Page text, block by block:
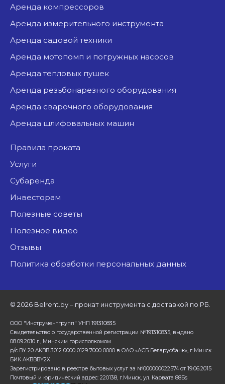
аренда компрессоров
аренда измерительного инструмента
аренда садовой техники
аренда мотопомп и погружных насосов
аренда тепловых пушек
аренда резьбонарезного оборудования
аренда сварочного оборудования
аренда шлифовальных машин
Правила проката
Услуги
Субаренда
Инвесторам
Полезные советы
Полезное видео
Отзывы
Политика обработки персональных данных
© 2026 Belrent.by – прокат инструмента с доставкой по РБ.
ООО "Инструментгрупп" УНП 191310835
Свидетельство о государственной регистрации №191310835, выдано
08.09.2010 г., Минским горисполкомом
р/с BY 20 AKBB 3012 0000 0129 7000 0000 в ОАО «АСБ Беларусбанк», г Минск.
БИК AKBBBY2X
Зарегистрировано в реестре бытовых услуг за №000000022574 от 19.06.2015
Почтовый и юридический адрес: 220138, г.Минск, ул. Карвата 88Бs